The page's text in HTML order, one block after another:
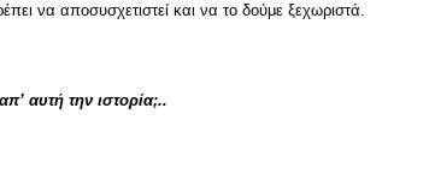
να αποσυσχετιστεί και να το δούμε ξεχωριστά.
αυτή την ιστορία;..